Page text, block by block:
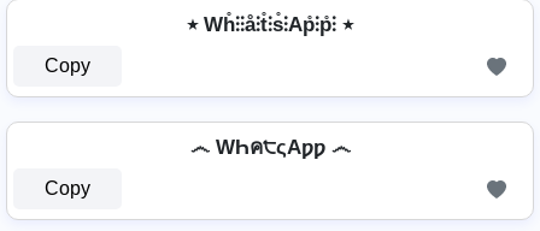
٭ Wh̊⫶⫶å⫶t̊⫶s̊⫶Ap̊⫶p̊⫶ ٭
Copy
෴ WҺค੮ςAƿƿ ෴
Copy